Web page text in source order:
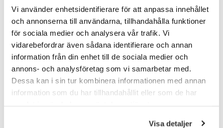
Vi använder enhetsidentifierare för att anpassa innehållet
och annonserna till användarna, tillhandahålla funktioner
för sociala medier och analysera vår trafik. Vi
vidarebefordrar även sådana identifierare och annan
information från din enhet till de sociala medier och
annons- och analysföretag som vi samarbetar med.
Dessa kan i sin tur kombinera informationen med annan
information som du har tillhandahållit eller som de har
Visa detaljer
– Elina Åsberg, verksamhetsutvecklingschef
på Biototal